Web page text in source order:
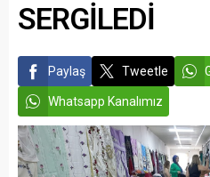
SERGİLEDİ
Paylaş Tweetle
Whatsapp Kanalımız